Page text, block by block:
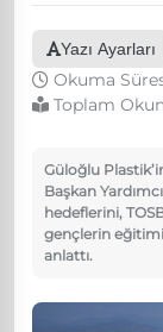
Yazı Ayarları
Okuma
Toplam
Güloğlu
Başkan
hedeflerini,
gençlerin eğitimi
anlattı.